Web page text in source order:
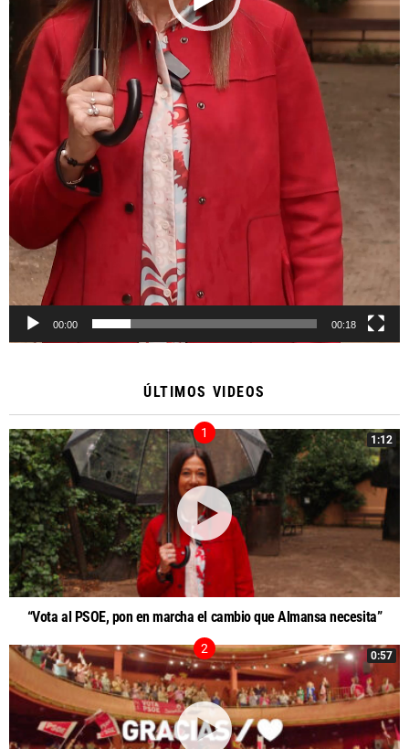
00:00 00:18
ÚLTIMOS VIDEOS
1:12
“Vota al PSOE, pon en marcha el cambio que Almansa necesita”
0:57